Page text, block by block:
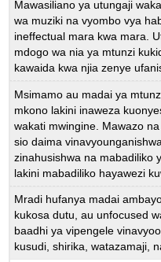
Mawasiliano ya utungaji
wa muziki na vyombo vya
ineffectual mara kwa mara.
mdogo wa nia ya mtunzi
kawaida kwa njia zenye
Msimamo au madai ya
mkono lakini inaweza
wakati mwingine. Mawazo
sio daima
zinahusishwa na mabadiliko
lakini mabadiliko hayawezi
Mradi hufanya madai
kukosa dutu, au unfocused
baadhi ya vipengele
kusudi, shirika, watazamaji,